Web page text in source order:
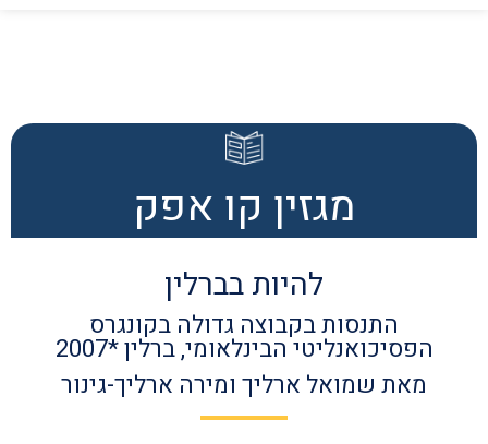
מגזין קו אפק
להיות בברלין
התנסות בקבוצה גדולה בקונגרס
הפסיכואנליטי הבינלאומי, ברלין *2007
מאת שמואל ארליך ומירה ארליך-גינור